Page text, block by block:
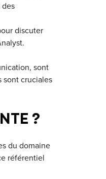
discuter
sont
sont cruciales
?
du domaine
référentiel